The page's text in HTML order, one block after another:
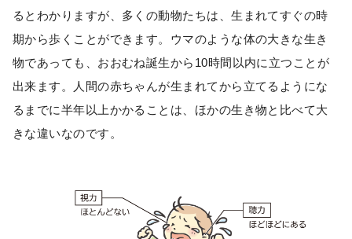
るとわかりますが、多くの動物たちは、生まれてすぐの時
期から歩くことができます。ウマのような体の大きな生き
物であっても、おおむね誕生から10時間以内に立つことが
出来ます。人間の赤ちゃんが生まれてから立てるようにな
るまでに半年以上かかることは、ほかの生き物と比べて大
きな違いなのです。